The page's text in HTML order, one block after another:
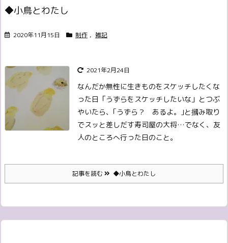
◆小鳥とわたし
2020年11月15日 制作 , 雑記
2021年2月24日
なんだか無性に生きものをスケッチしたくな
った日 「うずらをスケッチしたいな」とつぶ
やいたら、 ｢うずら？ あるよ。｣と摑み取り
でスッと差しだす寿司屋の大将…でなく、友
人のところへ行った日のこと。
記事を読む ◆小鳥とわたし